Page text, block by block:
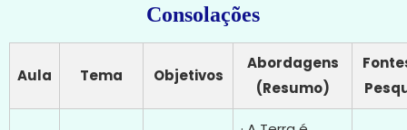
Consolações
Aula Tema Objetivos
Abordagens
(Resumo)